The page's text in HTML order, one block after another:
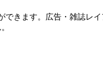
きます。広告・雑誌レ